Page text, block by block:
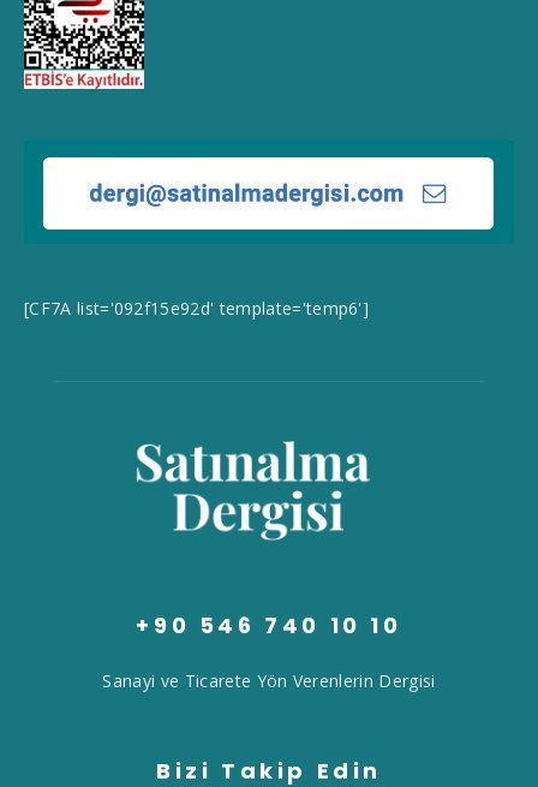
[CF7A list='092f15e92d' template='temp6']
+90 546 740 10 10
Sanayi ve Ticarete Yön Verenlerin Dergisi
Bizi Takip Edin